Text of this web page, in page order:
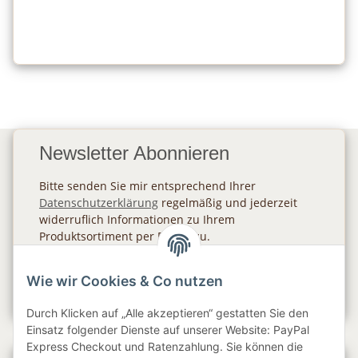
Newsletter Abonnieren
Bitte senden Sie mir entsprechend Ihrer
Datenschutzerklärung regelmäßig und jederzeit
widerruflich Informationen zu Ihrem
Produktsortiment per E-Mail zu.
Wie wir Cookies & Co nutzen
Durch Klicken auf „Alle akzeptieren“ gestatten Sie den
Einsatz folgender Dienste auf unserer Website: PayPal
Express Checkout und Ratenzahlung. Sie können die